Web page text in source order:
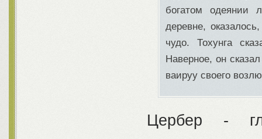
богатом одеянии
деревне,
чудо. Тохунга
Наверное, он
ваируу своего
Цербер -